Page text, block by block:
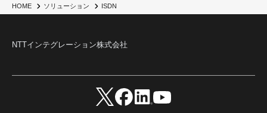
HOME ソリューション ISDN
NTTインテグレーション株式会社